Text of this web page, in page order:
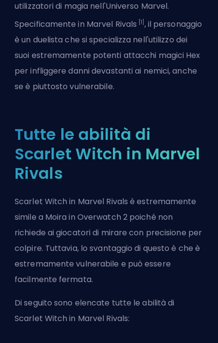
utilizzatori di magia nell'Universo Marvel.
Specificamente in Marvel Rivals [1] , il personaggio
è un duelistache si specializza nell'utilizzo dei
suoi estremamente potenti attacchi magici Hex
per infliggere danni devastanti ai nemici, anche
se è piuttosto vulnerabile.
Tutte le abilità di
Scarlet Witch in Marvel
Rivals
Scarlet Witch in Marvel Rivals è estremamente
simile a Moira in Overwatch 2 poiché non
richiede ai giocatori di mirare con precisione per
colpire. Tuttavia, lo svantaggio di questo è che è
estremamente vulnerabile e può essere
facilmente fermata.
Di seguito sono elencate tutte le abilità di
Scarlet Witch in Marvel Rivals: